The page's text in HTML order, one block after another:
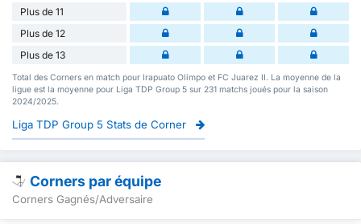
Plus de 11
Plus de 12
Plus de 13
Total des Corners en match pour Irapuato Olimpo et FC Juarez II. La moyenne de la
ligue est la moyenne pour Liga TDP Group 5 sur 231 matchs joués pour la saison
2024/2025.
Liga TDP Group 5 Stats de Corner
Corners par équipe
Corners Gagnés/Adversaire